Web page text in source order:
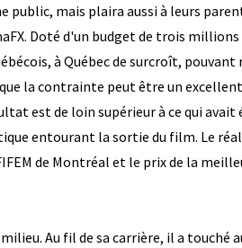
public, mais plaira aussi à leurs
Doté d'un budget de trois
à Québec de surcroît,
la contrainte peut être un
est de loin supérieur à ce qui
entourant la sortie du film. Le
de Montréal et le prix de la
Au fil de sa carrière, il a